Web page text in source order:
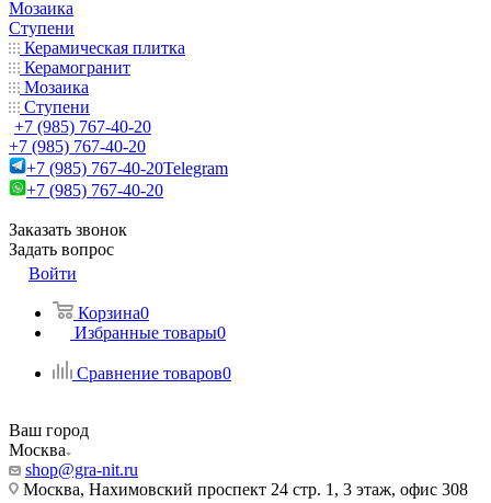
Мозаика
Ступени
Керамическая плитка
Керамогранит
Мозаика
Ступени
+7 (985) 767-40-20
+7 (985) 767-40-20
+7 (985) 767-40-20Telegram
+7 (985) 767-40-20
Заказать звонок
Задать вопрос
Войти
Корзина0
Избранные товары0
Сравнение товаров0
Ваш город
Москва
shop@gra-nit.ru
Москва, Нахимовский проспект 24 стр. 1, 3 этаж, офис 308